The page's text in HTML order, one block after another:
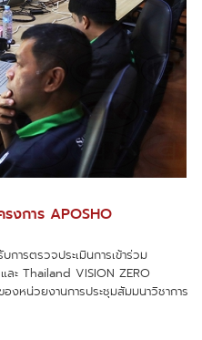
รงการ APOSHO
ารตรวจประเมินการเข้าร่วม
ะ Thailand VISION ZERO
หน่วยงานการประชุมสัมมนาวิชาการ